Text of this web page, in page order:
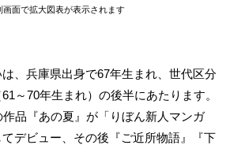
面で拡大図表が表示されます
、兵庫県出身で67年生まれ、世代区分
～70年生まれ）の後半にあたります。
品『あの夏』が「りぼん新人マンガ
デビュー、その後『ご近所物語』『下